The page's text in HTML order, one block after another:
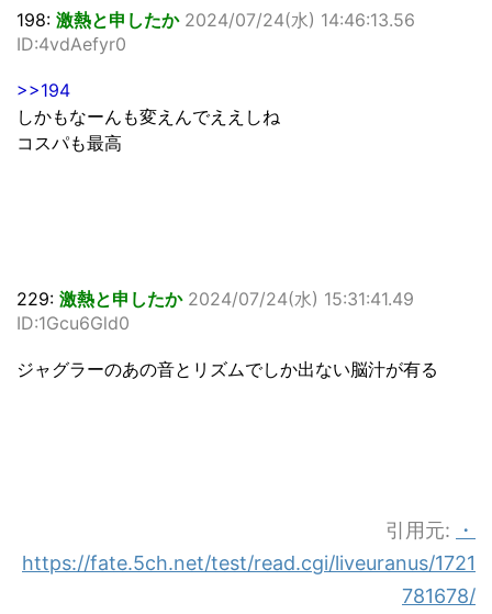
198: 激熱と申したか 2024/07/24(水) 14:46:13.56
ID:4vdAefyr0
>>194
しかもなーんも変えんでええしね
コスパも最高
229: 激熱と申したか 2024/07/24(水) 15:31:41.49
ID:1Gcu6Gld0
ジャグラーのあの音とリズムでしか出ない脳汁が有る
引用元:
・
https://fate.5ch.net/test/read.cgi/liveuranus/1721
781678/